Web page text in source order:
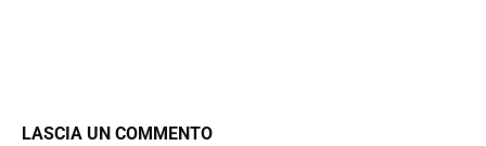
LASCIA UN COMMENTO